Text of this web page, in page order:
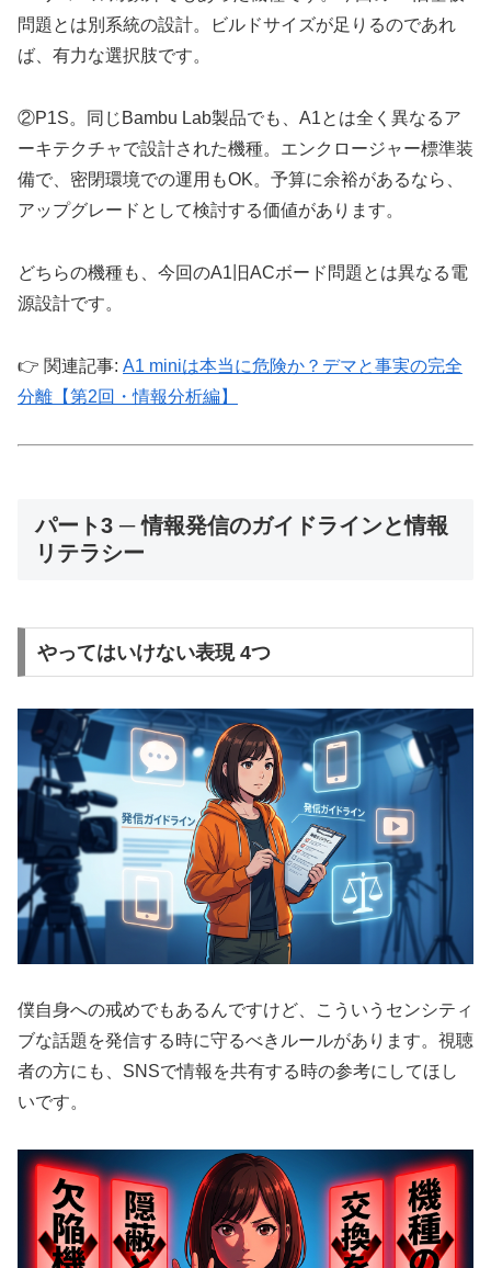
問題とは別系統の設計。ビルドサイズが足りるのであれ
ば、有力な選択肢です。
②P1S。同じBambu Lab製品でも、A1とは全く異なるア
ーキテクチャで設計された機種。エンクロージャー標準装
備で、密閉環境での運用もOK。予算に余裕があるなら、
アップグレードとして検討する価値があります。
どちらの機種も、今回のA1旧ACボード問題とは異なる電
源設計です。
👉 関連記事: A1 miniは本当に危険か？デマと事実の完全
分離【第2回・情報分析編】
パート3 ─ 情報発信のガイドラインと情報
リテラシー
やってはいけない表現 4つ
僕自身への戒めでもあるんですけど、こういうセンシティ
ブな話題を発信する時に守るべきルールがあります。視聴
者の方にも、SNSで情報を共有する時の参考にしてほし
いです。